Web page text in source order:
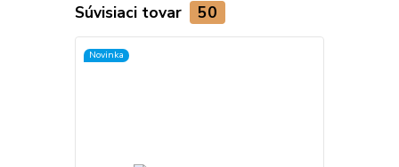
Súvisiaci tovar 50
Novinka